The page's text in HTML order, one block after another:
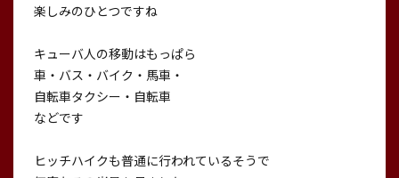
楽しみのひとつですね
キューバ人の移動はもっぱら
車・バス・バイク・馬車・
自転車タクシー・自転車
などです
ヒッチハイクも普通に行われているそうで